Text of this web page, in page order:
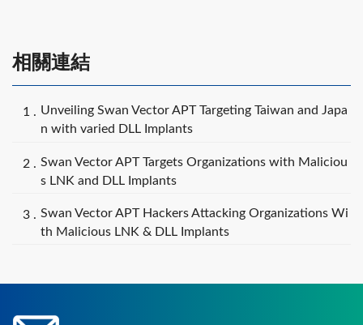
相關連結
Unveiling Swan Vector APT Targeting Taiwan and Japa
n with varied DLL Implants
Swan Vector APT Targets Organizations with Maliciou
s LNK and DLL Implants
Swan Vector APT Hackers Attacking Organizations Wi
th Malicious LNK & DLL Implants